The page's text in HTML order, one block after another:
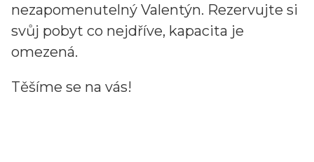
nezapomenutelný Valentýn. Rezervujte si
svůj pobyt co nejdříve, kapacita je
omezená.
Těšíme se na vás!